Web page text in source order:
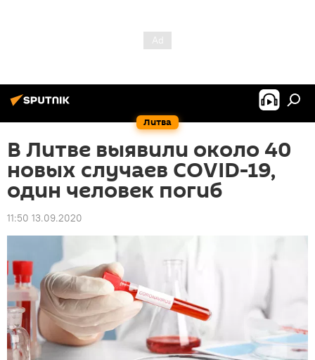
Литва
В Литве выявили около 40
новых случаев COVID-19,
один человек погиб
11:50 13.09.2020